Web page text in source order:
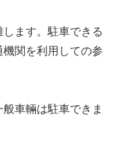
ます。駐車できる
関を利用しての参
車輛は駐車できま